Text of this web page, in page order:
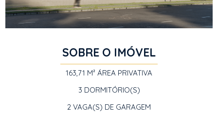
SOBRE O IMÓVEL
163,71 M² ÁREA PRIVATIVA
3 DORMITÓRIO(S)
2 VAGA(S) DE GARAGEM